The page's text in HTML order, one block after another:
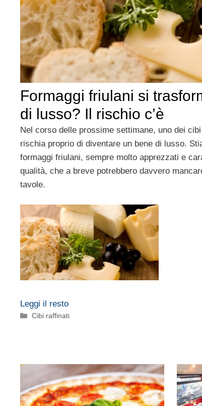
Formaggi friulani si
di lusso? Il rischio c’è
Nel corso delle prossime settimane, uno dei
rischia proprio di diventare un bene di lusso.
formaggi friulani, sempre molto apprezzati e
qualità, che a breve potrebbero davvero
tavole.
Leggi il resto
Categorie
Cibi raffinati